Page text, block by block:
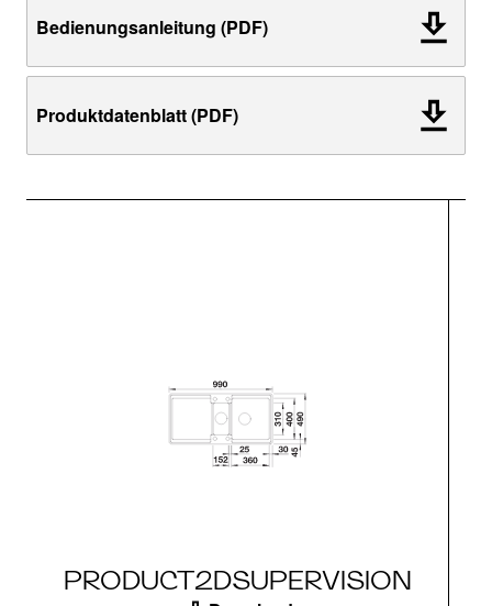
Bedienungsanleitung (PDF)
Produktdatenblatt (PDF)
PRODUCT2DSUPERVISION